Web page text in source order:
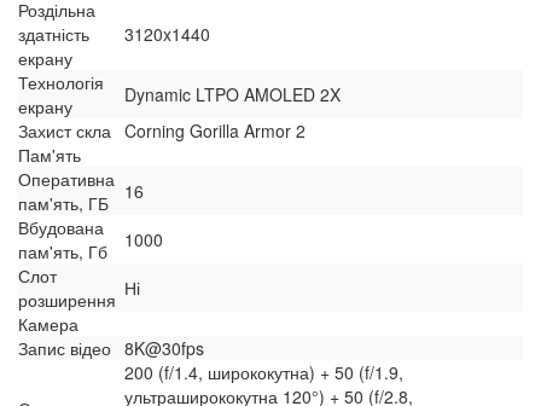
Роздільна
здатність
екрану
3120x1440
Технологія
екрану
Dynamic LTPO AMOLED 2X
Захист скла Corning Gorilla Armor 2
Пам'ять
Оперативна
пам'ять, ГБ
16
Вбудована
пам'ять, Гб
1000
Слот
розширення Ні
Камера
Запис відео 8K@30fps
200 (f/1.4, ширококутна) + 50 (f/1.9,
ультраширококутна 120°) + 50 (f/2.8,